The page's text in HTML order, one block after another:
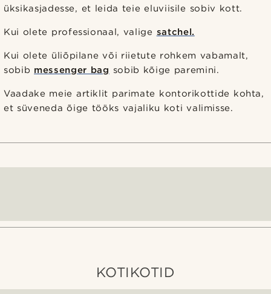
üksikasjadesse, et leida teie eluviisile sobiv kott.
Kui olete professionaal, valige satchel.
Kui olete üliõpilane või riietute rohkem vabamalt,
sobib messenger bag sobib kõige paremini.
Vaadake meie artiklit parimate kontorikottide kohta,
et süveneda õige tööks vajaliku koti valimisse.
KOTIKOTID